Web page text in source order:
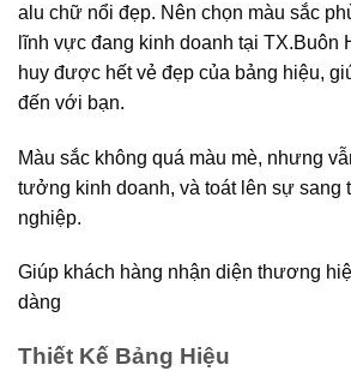
alu chữ nổi đẹp. Nên chọn màu sắc
lĩnh vực đang kinh doanh tại TX.Buôn
huy được hết vẻ đẹp của bảng hiệu,
đến với bạn.
Màu sắc không quá màu mè, nhưng
tưởng kinh doanh, và toát lên sự sang
nghiệp.
Giúp khách hàng nhận diện thương
dàng
Thiết Kế Bảng Hiệu